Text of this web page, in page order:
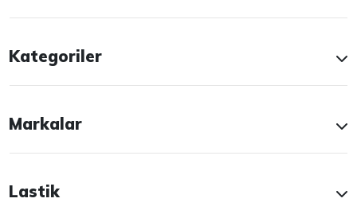
Kategoriler
Markalar
Lastik